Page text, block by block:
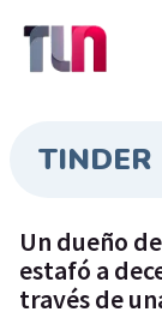
TINDER
Un dueño
estafó a
través de